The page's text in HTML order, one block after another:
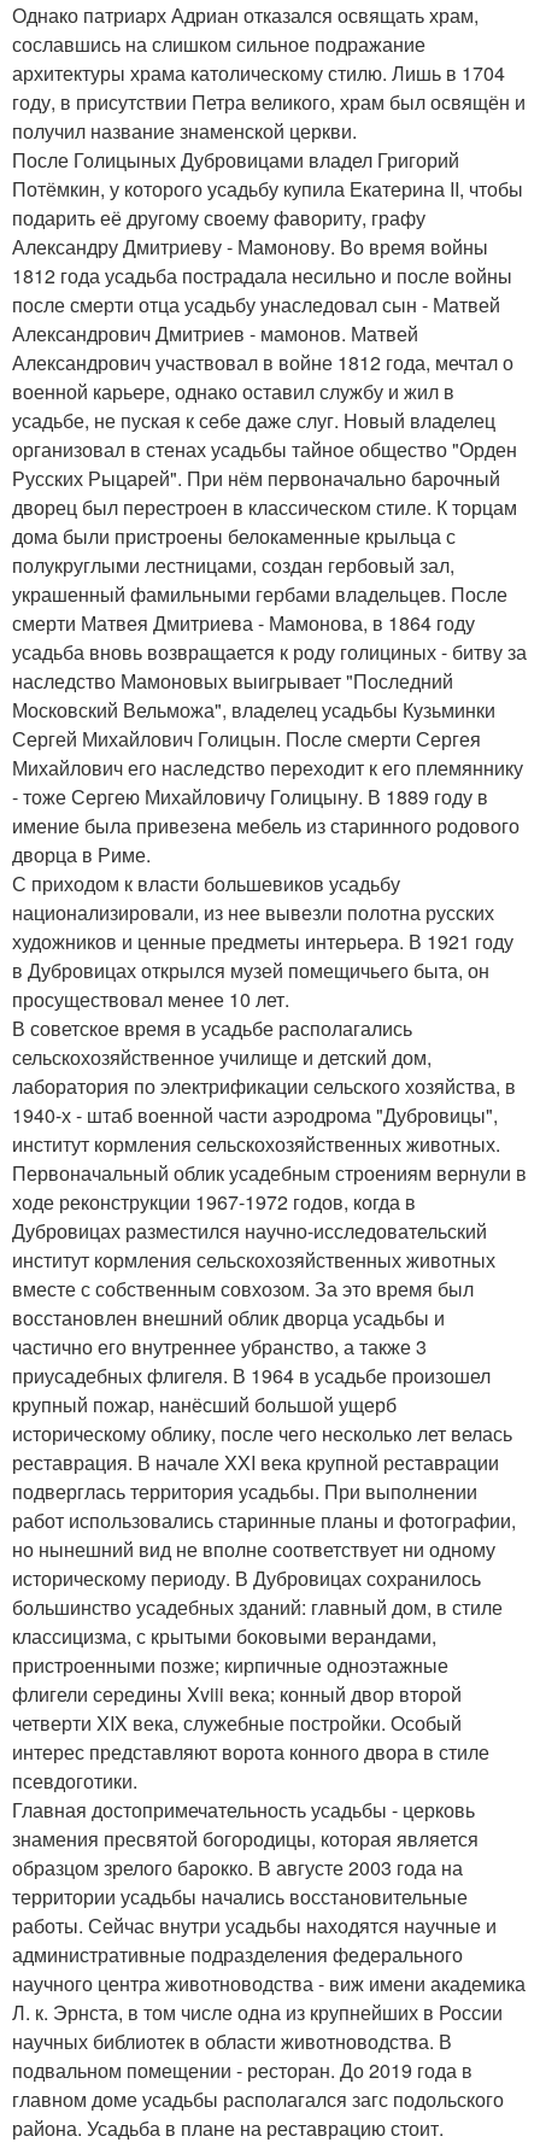
Однако патриарх Адриан отказался освящать храм,
сославшись на слишком сильное подражание
архитектуры храма католическому стилю. Лишь в 1704
году, в присутствии Петра великого, храм был освящён и
получил название знаменской церкви.
После Голицыных Дубровицами владел Григорий
Потёмкин, у которого усадьбу купила Екатерина II, чтобы
подарить её другому своему фавориту, графу
Александру Дмитриеву - Мамонову. Во время войны
1812 года усадьба пострадала несильно и после войны
после смерти отца усадьбу унаследовал сын - Матвей
Александрович Дмитриев - мамонов. Матвей
Александрович участвовал в войне 1812 года, мечтал о
военной карьере, однако оставил службу и жил в
усадьбе, не пуская к себе даже слуг. Новый владелец
организовал в стенах усадьбы тайное общество "Орден
Русских Рыцарей". При нём первоначально барочный
дворец был перестроен в классическом стиле. К торцам
дома были пристроены белокаменные крыльца с
полукруглыми лестницами, создан гербовый зал,
украшенный фамильными гербами владельцев. После
смерти Матвея Дмитриева - Мамонова, в 1864 году
усадьба вновь возвращается к роду голициных - битву за
наследство Мамоновых выигрывает "Последний
Московский Вельможа", владелец усадьбы Кузьминки
Сергей Михайлович Голицын. После смерти Сергея
Михайлович его наследство переходит к его племяннику
- тоже Сергею Михайловичу Голицыну. В 1889 году в
имение была привезена мебель из старинного родового
дворца в Риме.
С приходом к власти большевиков усадьбу
национализировали, из нее вывезли полотна русских
художников и ценные предметы интерьера. В 1921 году
в Дубровицах открылся музей помещичьего быта, он
просуществовал менее 10 лет.
В советское время в усадьбе располагались
сельскохозяйственное училище и детский дом,
лаборатория по электрификации сельского хозяйства, в
1940-х - штаб военной части аэродрома "Дубровицы",
институт кормления сельскохозяйственных животных.
Первоначальный облик усадебным строениям вернули в
ходе реконструкции 1967-1972 годов, когда в
Дубровицах разместился научно-исследовательский
институт кормления сельскохозяйственных животных
вместе с собственным совхозом. За это время был
восстановлен внешний облик дворца усадьбы и
частично его внутреннее убранство, а также 3
приусадебных флигеля. В 1964 в усадьбе произошел
крупный пожар, нанёсший большой ущерб
историческому облику, после чего несколько лет велась
реставрация. В начале XXI века крупной реставрации
подверглась территория усадьбы. При выполнении
работ использовались старинные планы и фотографии,
но нынешний вид не вполне соответствует ни одному
историческому периоду. В Дубровицах сохранилось
большинство усадебных зданий: главный дом, в стиле
классицизма, с крытыми боковыми верандами,
пристроенными позже; кирпичные одноэтажные
флигели середины Xviii века; конный двор второй
четверти XIX века, служебные постройки. Особый
интерес представляют ворота конного двора в стиле
псевдоготики.
Главная достопримечательность усадьбы - церковь
знамения пресвятой богородицы, которая является
образцом зрелого барокко. В августе 2003 года на
территории усадьбы начались восстановительные
работы. Сейчас внутри усадьбы находятся научные и
административные подразделения федерального
научного центра животноводства - виж имени академика
Л. к. Эрнста, в том числе одна из крупнейших в России
научных библиотек в области животноводства. В
подвальном помещении - ресторан. До 2019 года в
главном доме усадьбы располагался загс подольского
района. Усадьба в плане на реставрацию стоит.